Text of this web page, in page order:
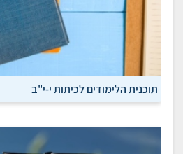
תוכנית הלימודים לכיתות י-י"ב